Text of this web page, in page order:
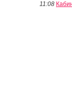
11:08